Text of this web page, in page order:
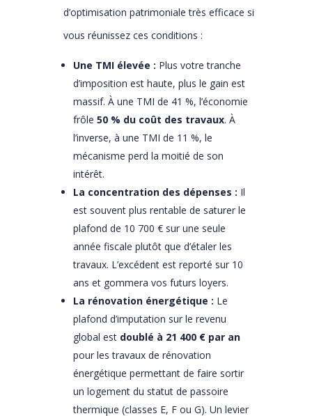
d’optimisation patrimoniale très efficace si
vous réunissez ces conditions :
Une TMI élevée : Plus votre tranche
d’imposition est haute, plus le gain est
massif. À une TMI de 41 %, l’économie
frôle 50 % du coût des travaux. À
l’inverse, à une TMI de 11 %, le
mécanisme perd la moitié de son
intérêt.
La concentration des dépenses : Il
est souvent plus rentable de saturer le
plafond de 10 700 € sur une seule
année fiscale plutôt que d’étaler les
travaux. L’excédent est reporté sur 10
ans et gommera vos futurs loyers.
La rénovation énergétique : Le
plafond d’imputation sur le revenu
global est doublé à 21 400 € par an
pour les travaux de rénovation
énergétique permettant de faire sortir
un logement du statut de passoire
thermique (classes E, F ou G). Un levier